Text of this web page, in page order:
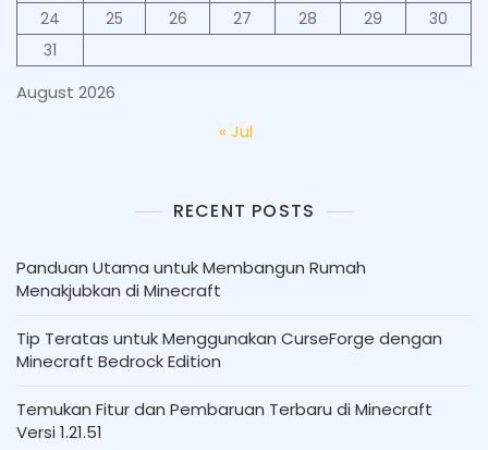
August 2026
24
25 26 27 28 29
30
31
« Jul
RECENT POSTS
Panduan Utama untuk Membangun Rumah
Menakjubkan di Minecraft
Tip Teratas untuk Menggunakan CurseForge dengan
Minecraft Bedrock Edition
Temukan Fitur dan Pembaruan Terbaru di Minecraft
Versi 1.21.51